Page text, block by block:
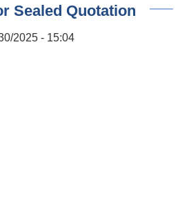
Sealed Quotation
2025 - 15:04